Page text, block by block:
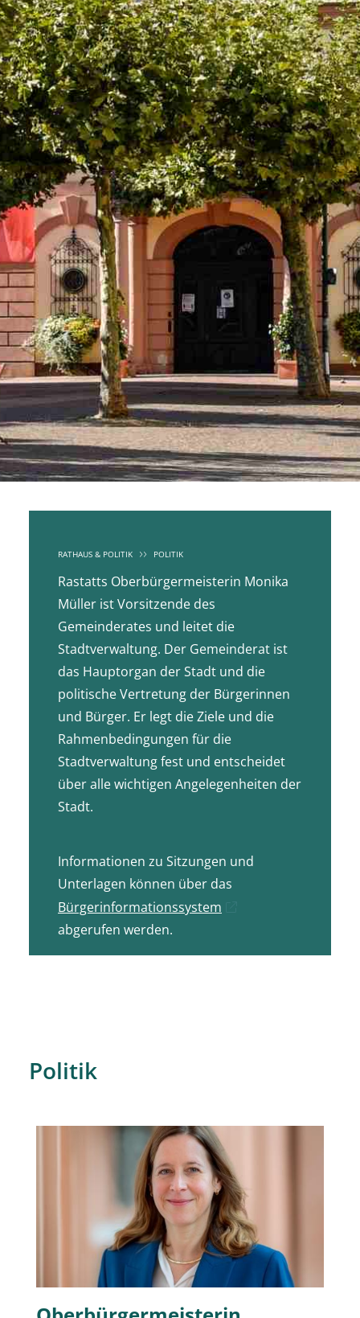
RATHAUS & POLITIK POLITIK
Rastatts Oberbürgermeisterin Monika
Müller ist Vorsitzende des
Gemeinderates und leitet die
Stadtverwaltung. Der Gemeinderat ist
das Hauptorgan der Stadt und die
politische Vertretung der Bürgerinnen
und Bürger. Er legt die Ziele und die
Rahmenbedingungen für die
Stadtverwaltung fest und entscheidet
über alle wichtigen Angelegenheiten der
Stadt.
Informationen zu Sitzungen und
Unterlagen können über das
Bürgerinformationssystem
abgerufen werden.
Politik